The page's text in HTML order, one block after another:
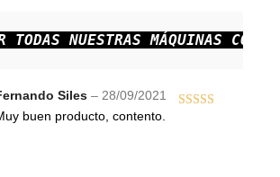
TODAS NUESTRAS MÁQUINAS
Siles– 28/09/2021
buen producto, contento.